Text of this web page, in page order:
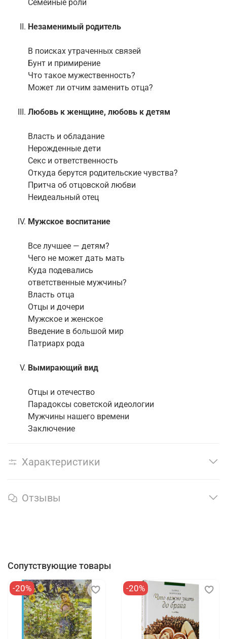
Семейные роли
Незаменимый родитель
В поисках утраченных связей
Бунт и примирение
Что такое мужественность?
Может ли отчим заменить отца?
Любовь к женщине, любовь к детям
Власть и обладание
Нерожденные дети
Секс и ответственность
Откуда берутся родительские чувства?
Притча об отцовской любви
Неидеальный отец
Мужское воспитание
Все лучшее — детям?
Чего не может дать мать
Куда подевались
ответственные мужчины?
Власть отца
Отцы и дочери
Мужское и женское
Введение в большой мир
Патриарх рода
Вымирающий вид
Отцы и отечество
Парадоксы советской идеологии
Мужчины нашего времени
Заключение
Характеристики
Отзывы
Сопутствующие товары
-20% -20%